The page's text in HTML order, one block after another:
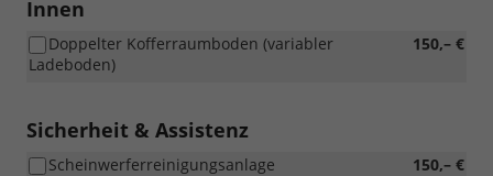
Innen
150,– €
Doppelter Kofferraumboden (variabler
Ladeboden)
Sicherheit & Assistenz
150,– €
Scheinwerferreinigungsanlage